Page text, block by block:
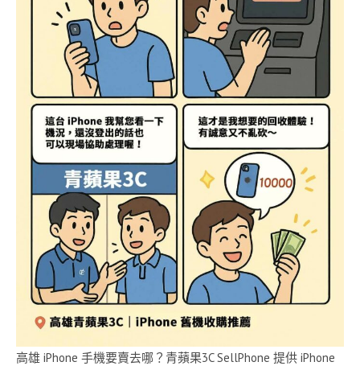
高雄 iPhone 手機要賣去哪？青蘋果3C SellPhone 提供 iPhone